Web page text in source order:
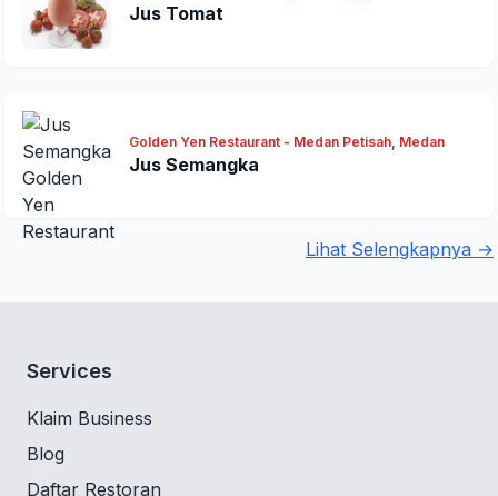
Jus Tomat
Golden Yen Restaurant - Medan Petisah, Medan
Jus Semangka
Lihat Selengkapnya →
Services
Klaim Business
Blog
Daftar Restoran